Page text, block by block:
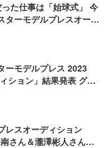
た仕事は「始球式」 今
ターモデルプレスオーデ
ーモデルプレス 2023
ション」結果発表 グラ
レスオーディション
さん＆瀧澤彬人さん、